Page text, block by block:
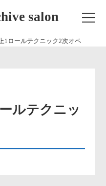
salon
1ロールテクニック2次オペ
ルテクニッ